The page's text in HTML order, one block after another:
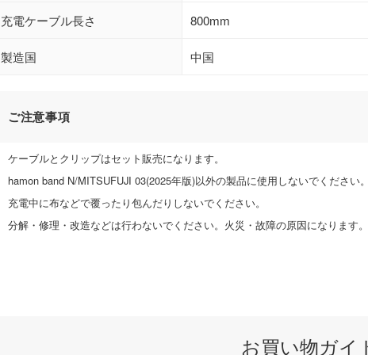
充電ケーブル長さ 800mm
製造国 中国
ご注意事項
ケーブルとクリップはセット販売になります。
hamon band N/MITSUFUJI 03(2025年版)以外の製品に使用しないでください。
充電中に布などで覆ったり包んだりしないでください。
分解・修理・改造などは行わないでください。火災・故障の原因になります。
お買い物ガイ